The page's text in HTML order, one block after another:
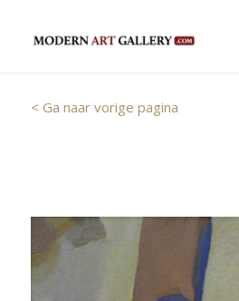
< Ga naar vorige pagina